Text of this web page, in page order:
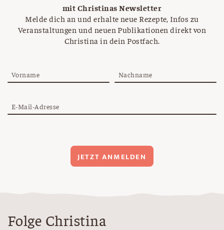
mit Christinas Newsletter
Melde dich an und erhalte neue Rezepte, Infos zu
Veranstaltungen und neuen Publikationen direkt von
Christina in dein Postfach.
Vorname Nachname
E-Mail-Adresse
JETZT ANMELDEN
Folge Christina